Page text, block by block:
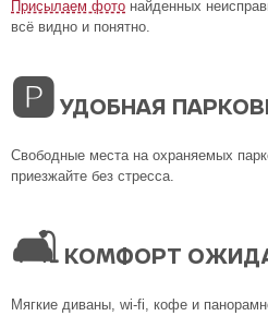
Присылаем фото найденных
всё видно и понятно.
🅿УДОБНАЯ
Свободные места на охраняемых
приезжайте без стресса.
🛋 КОМФОРТ
Мягкие диваны, wi-fi, кофе и